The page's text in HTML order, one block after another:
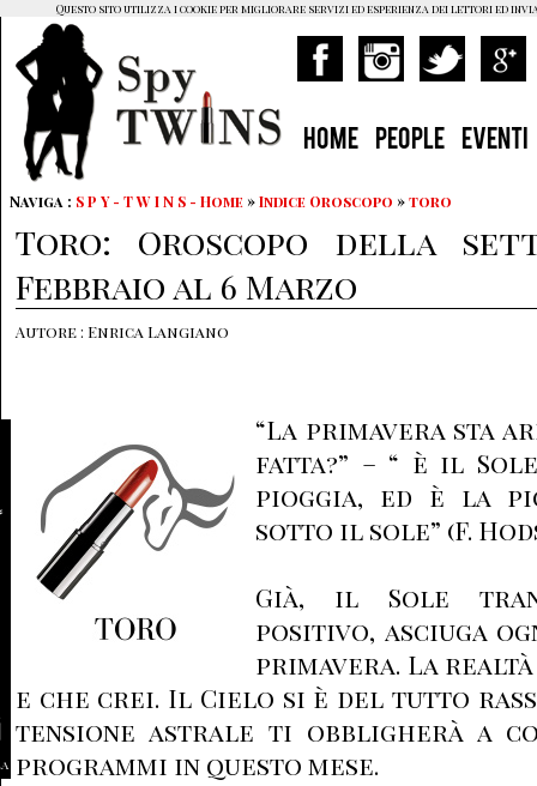
HOME PEOPLE EVENTI
Naviga : S P Y - T W I N S - Home »Indice Oroscopo »toro
Toro: Oroscopo della
Febbraio al 6 Marzo
Autore : Enrica Langiano
“La primavera sta
fatta?” – “ è il
pioggia, ed è la
sotto il sole” (F.
Già, il Sole
positivo, asciuga
primavera. La
e che crei. Il Cielo si è del tutto
tensione astrale ti obbligherà a
programmi in questo mese.
Questo sito utilizza i cookie per migliorare servizi ed esperienza dei lettori ed